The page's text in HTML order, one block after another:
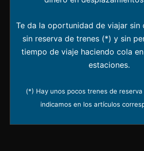
Te da la oportunidad de viajar sin
sin reserva de trenes (*) y sin
tiempo de viaje haciendo cola
estaciones.
(*) Hay unos pocos trenes de
indicamos en los artículos